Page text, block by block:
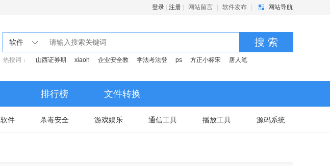
登录 注册 网站留言 软件发布 网站导航
软件 搜 索
热搜词： 山西证券期 xiaoh 企业安全教 学法考法登 ps 方正小标宋 唐人笔
排行榜 文件转换
件 杀毒安全 游戏娱乐 通信工具 播放工具 源码系统